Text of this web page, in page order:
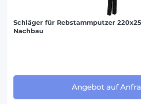
Schläger für Rebstammputzer
Nachbau
Angebot auf